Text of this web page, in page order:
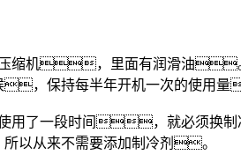
缩机，里面有润滑油
，保持每半年开机一次的使用
一段时间，就必须换制
以从来不需要添加制冷剂。